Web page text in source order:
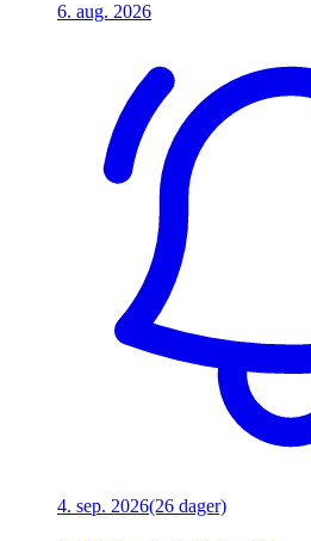
6. aug. 2026
4. sep. 2026(26 dager)